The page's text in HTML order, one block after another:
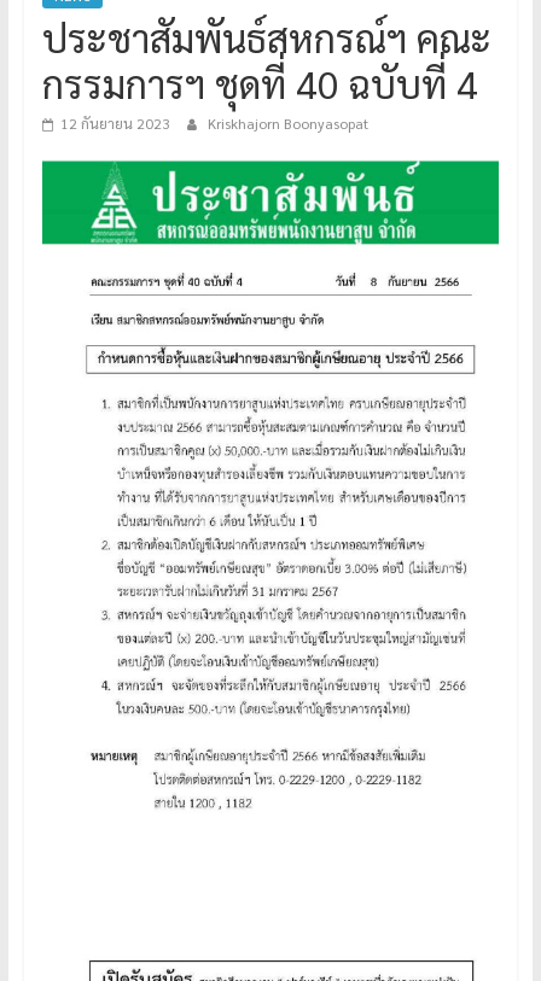
ประชาสัมพันธ์สหกรณ์ฯ คณะ
กรรมการฯ ชุดที่ 40 ฉบับที่ 4
12 กันยายน 2023 Kriskhajorn Boonyasopat